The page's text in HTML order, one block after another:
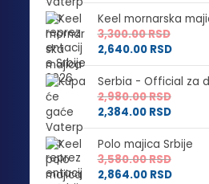
Keel mornarska
3,300.00RSD
2,640.00 RSD
Serbia - Official za
2,980.00RSD
2,384.00 RSD
Polo majica Srbije
3,580.00RSD
2,864.00 RSD